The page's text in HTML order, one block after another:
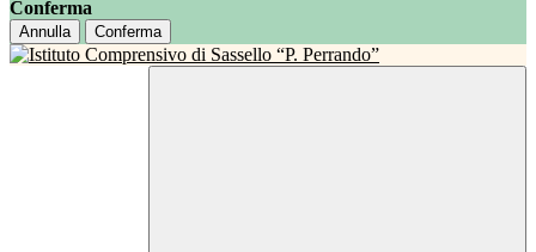
Conferma
Annulla Conferma